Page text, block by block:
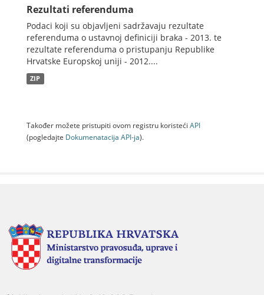
Rezultati referenduma
Podaci koji su objavljeni sadržavaju rezultate
referenduma o ustavnoj definiciji braka - 2013. te
rezultate referenduma o pristupanju Republike
Hrvatske Europskoj uniji - 2012....
ZIP
Također možete pristupiti ovom registru koristeći API
(pogledajte Dokumenаtаcijа API-jа).